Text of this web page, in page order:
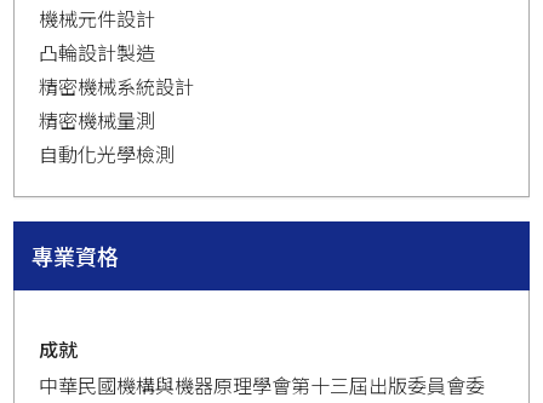
機械元件設計
凸輪設計製造
精密機械系統設計
精密機械量測
自動化光學檢測
專業資格
成就
中華民國機構與機器原理學會第十三屆出版委員會委